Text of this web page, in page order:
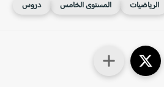
الرياضيات المستوى الخامس دروس